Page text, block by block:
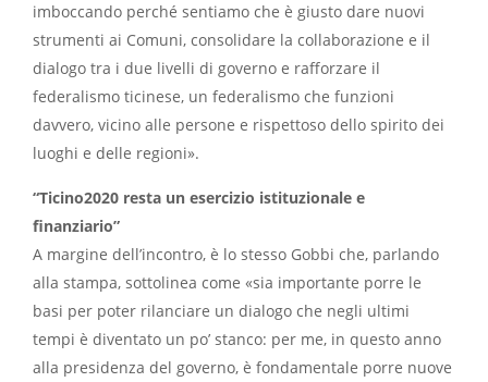
imboccando perché sentiamo che è giusto dare nuovi
strumenti ai Comuni, consolidare la collaborazione e il
dialogo tra i due livelli di governo e rafforzare il
federalismo ticinese, un federalismo che funzioni
davvero, vicino alle persone e rispettoso dello spirito dei
luoghi e delle regioni».
“Ticino2020 resta un esercizio istituzionale e
finanziario”
A margine dell’incontro, è lo stesso Gobbi che, parlando
alla stampa, sottolinea come «sia importante porre le
basi per poter rilanciare un dialogo che negli ultimi
tempi è diventato un po’ stanco: per me, in questo anno
alla presidenza del governo, è fondamentale porre nuove